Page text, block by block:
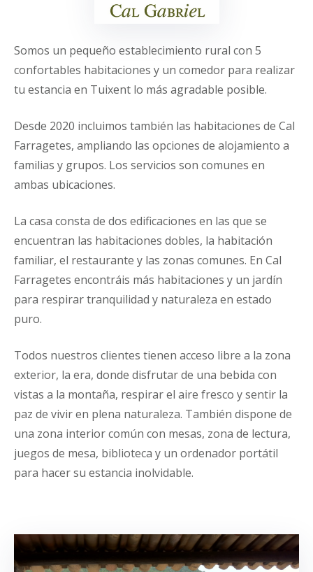
Somos un pequeño establecimiento rural con 5
confortables habitaciones y un comedor para realizar
tu estancia en Tuixent lo más agradable posible.
Desde 2020 incluimos también las habitaciones de Cal
Farragetes, ampliando las opciones de alojamiento a
familias y grupos. Los servicios son comunes en
ambas ubicaciones.
La casa consta de dos edificaciones en las que se
encuentran las habitaciones dobles, la habitación
familiar, el restaurante y las zonas comunes. En Cal
Farragetes encontráis más habitaciones y un jardín
para respirar tranquilidad y naturaleza en estado
puro.
Todos nuestros clientes tienen acceso libre a la zona
exterior, la era, donde disfrutar de una bebida con
vistas a la montaña, respirar el aire fresco y sentir la
paz de vivir en plena naturaleza. También dispone de
una zona interior común con mesas, zona de lectura,
juegos de mesa, biblioteca y un ordenador portátil
para hacer su estancia inolvidable.